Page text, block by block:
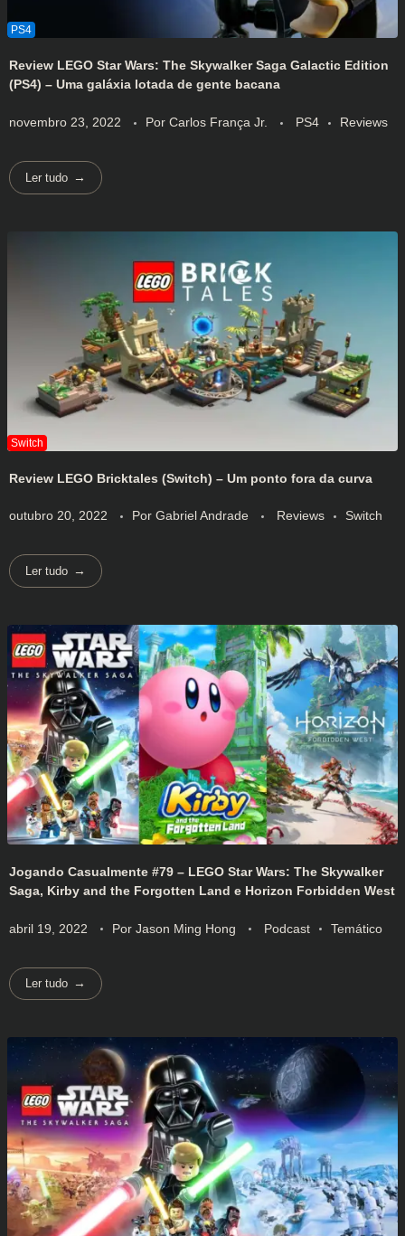
Review LEGO Star Wars: The Skywalker Saga Galactic Edition
(PS4) – Uma galáxia lotada de gente bacana
novembro 23, 2022 Por Carlos França Jr. PS4 Reviews
Ler tudo
Review LEGO Bricktales (Switch) – Um ponto fora da curva
outubro 20, 2022 Por Gabriel Andrade Reviews Switch
Ler tudo
Jogando Casualmente #79 – LEGO Star Wars: The Skywalker
Saga, Kirby and the Forgotten Land e Horizon Forbidden West
abril 19, 2022 Por Jason Ming Hong Podcast Temático
Ler tudo